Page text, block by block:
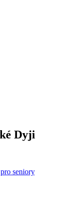
Dyji
seniory